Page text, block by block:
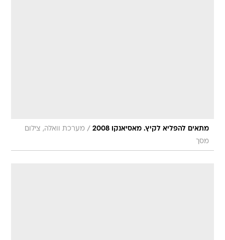
מתאים להפליא לקיץ. מאסיאנקו 2008 / מערכת וואלה, צילום
מסך